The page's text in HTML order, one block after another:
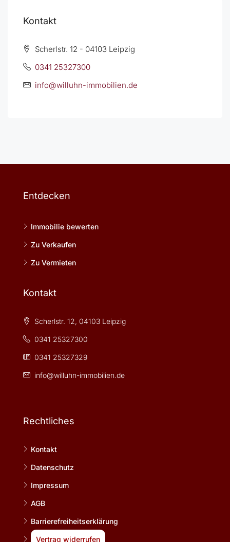
Kontakt
Scherlstr. 12 - 04103 Leipzig
0341 25327300
info@willuhn-immobilien.de
Entdecken
Immobilie bewerten
Zu Verkaufen
Zu Vermieten
Kontakt
Scherlstr. 12, 04103 Leipzig
0341 25327300
0341 25327329
info@willuhn-immobilien.de
Rechtliches
Kontakt
Datenschutz
Impressum
AGB
Barrierefreiheitserklärung
Vertrag widerrufen